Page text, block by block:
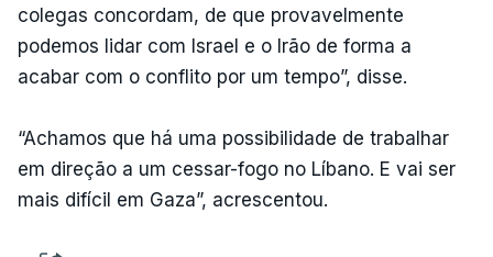
colegas concordam, de que provavelmente
podemos lidar com Israel e o Irão de forma a
acabar com o conflito por um tempo”, disse.
“Achamos que há uma possibilidade de trabalhar
em direção a um cessar-fogo no Líbano. E vai ser
mais difícil em Gaza”, acrescentou.